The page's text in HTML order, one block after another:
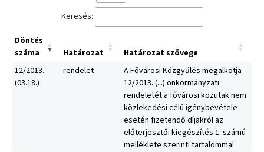
Keresés:
Döntés
száma
Határozat
Határozat szövege
12/2013.
(03.18.)
rendelet
A Fővárosi Közgyűlés megalkotja
12/2013. (...) önkormányzati
rendeletét a fővárosi közutak nem
közlekedési célú igénybevétele
esetén fizetendő díjakról az
előterjesztői kiegészítés 1. számú
melléklete szerinti tartalommal.